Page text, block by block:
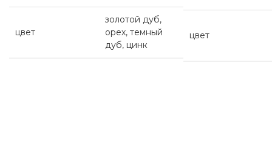
цвет
золотой дуб,
орех, темный
дуб, цинк
цвет